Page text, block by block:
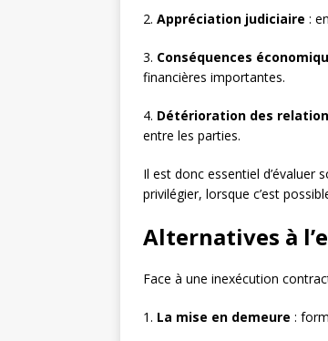
2. Appréciation judiciaire :
3. Conséquences
financières importantes.
4. Détérioration des
entre les parties.
Il est donc essentiel d’évaluer
privilégier, lorsque c’est
Alternatives à
Face à une inexécution
1. La mise en demeure :